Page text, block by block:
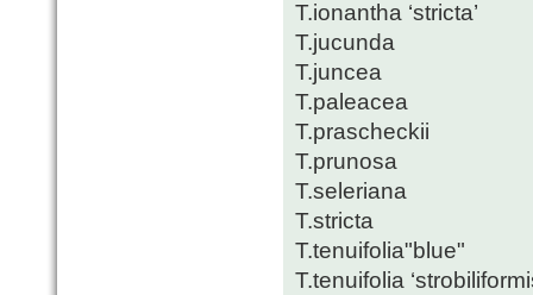
T.ionantha ‘stricta’
T.jucunda
T.juncea
T.paleacea
T.prascheckii
T.prunosa
T.seleriana
T.stricta
T.tenuifolia"blue"
T.tenuifolia